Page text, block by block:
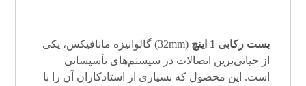
بست رکابی 1 اینچ
(32mm) گالوانیزه مانافیکس، یکی
از حیاتی‌ترین اتصالات در سیستم‌های تأسیساتی
است. این محصول که بسیاری از استادکاران آن را با